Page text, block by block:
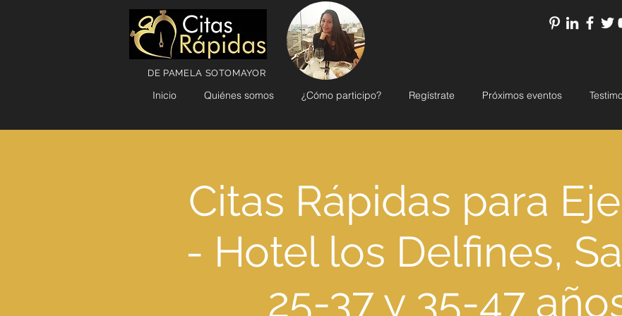
Inicio Quiénes somos ¿Cómo participo? Regístrate Próximos eventos
DE PAMELA SOTOMAYOR
Citas Rápidas para
- Hotel los Delfines,
25-37 y 35-47